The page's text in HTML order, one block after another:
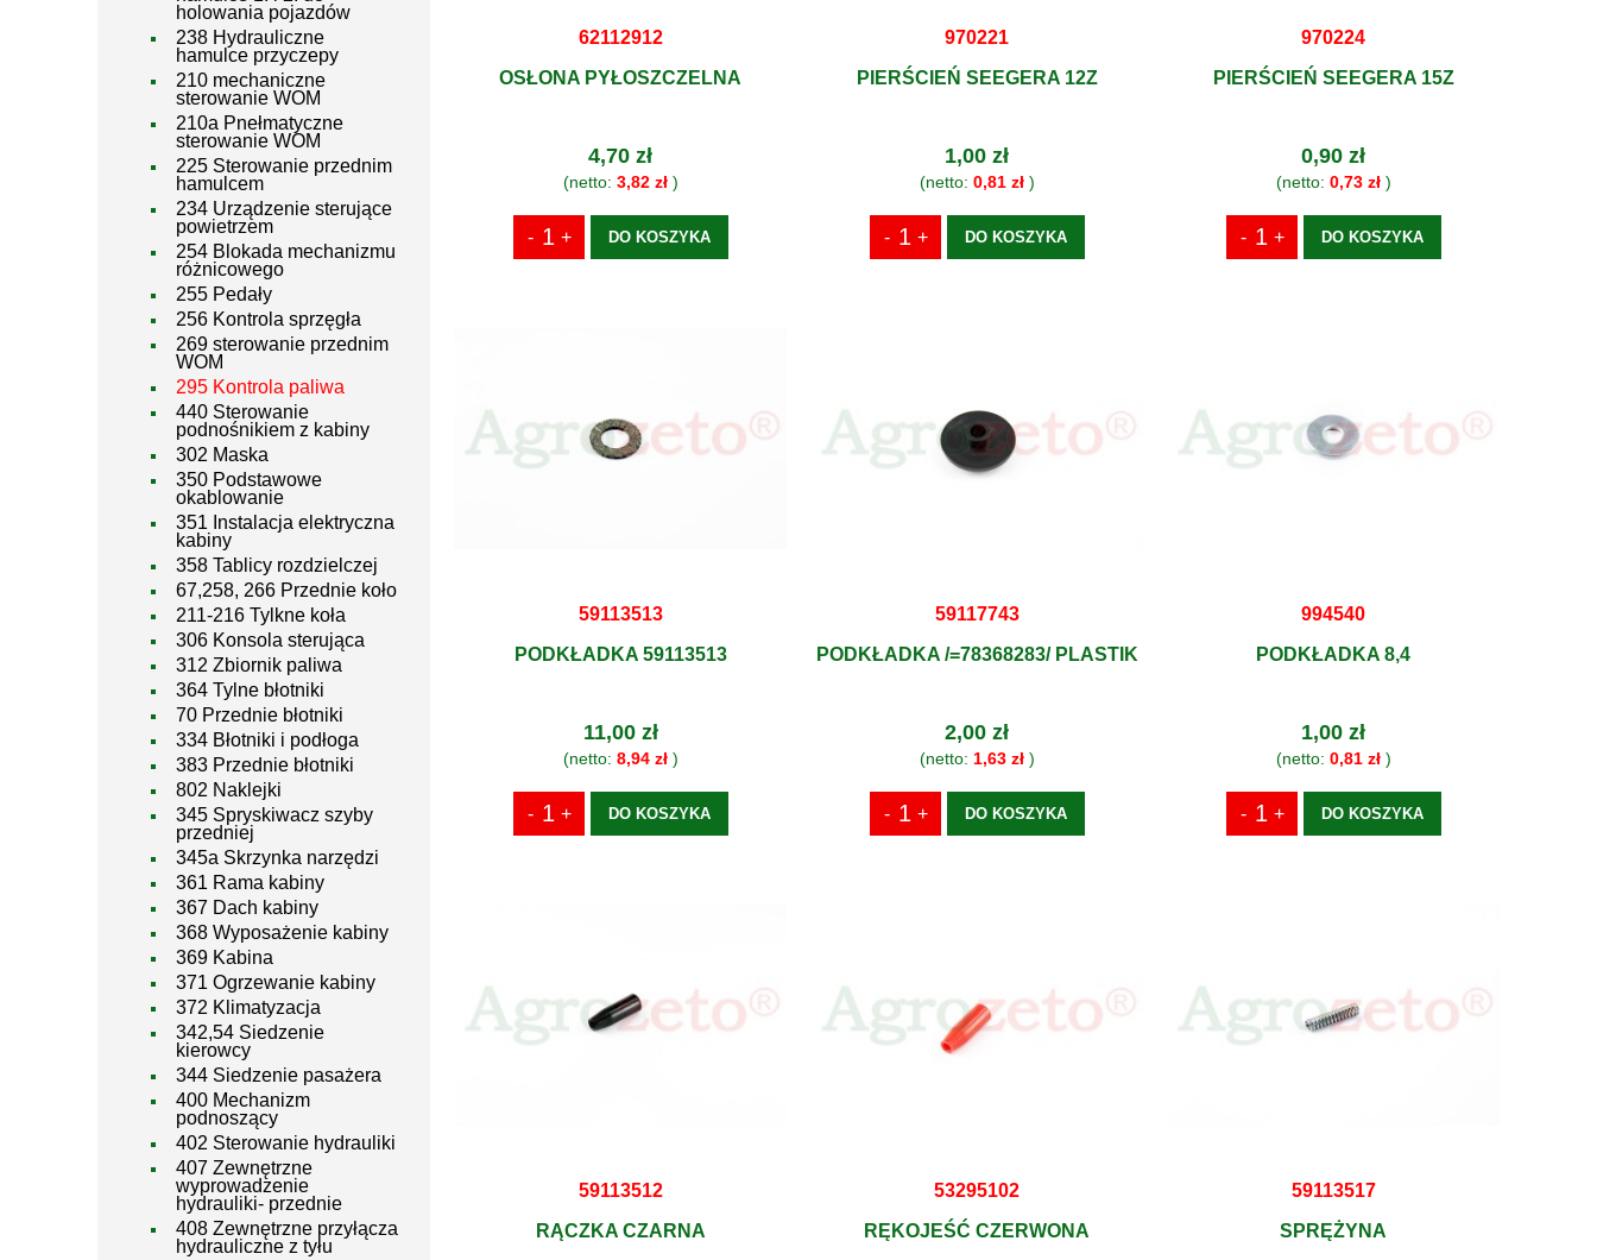
holowania pojazdów
238 Hydrauliczne
hamulce przyczepy
210 mechaniczne
sterowanie WOM
210a Pnełmatyczne
sterowanie WOM
225 Sterowanie przednim
hamulcem
234 Urządzenie sterujące
powietrzem
254 Blokada mechanizmu
różnicowego
255 Pedały
256 Kontrola sprzęgła
269 sterowanie przednim
WOM
295 Kontrola paliwa
440 Sterowanie
podnośnikiem z kabiny
302 Maska
350 Podstawowe
okablowanie
351 Instalacja elektryczna
kabiny
358 Tablicy rozdzielczej
67,258, 266 Przednie koło
211-216 Tylkne koła
306 Konsola sterująca
312 Zbiornik paliwa
364 Tylne błotniki
70 Przednie błotniki
334 Błotniki i podłoga
383 Przednie błotniki
802 Naklejki
345 Spryskiwacz szyby
przedniej
345a Skrzynka narzędzi
361 Rama kabiny
367 Dach kabiny
368 Wyposażenie kabiny
369 Kabina
371 Ogrzewanie kabiny
372 Klimatyzacja
342,54 Siedzenie
kierowcy
344 Siedzenie pasażera
400 Mechanizm
podnoszący
402 Sterowanie hydrauliki
407 Zewnętrzne
wyprowadzenie
hydrauliki- przednie
408 Zewnętrzne przyłącza
hydrauliczne z tyłu
62112912
OSŁONA PYŁOSZCZELNA
4,70 zł
(netto: 3,82 zł)
DO KOSZYKA
970221
PIERŚCIEŃ SEEGERA 12Z
1,00 zł
(netto: 0,81 zł)
DO KOSZYKA
970224
PIERŚCIEŃ SEEGERA 15Z
0,90 zł
(netto: 0,73 zł)
DO KOSZYKA
59113513
PODKŁADKA 59113513
11,00 zł
(netto: 8,94 zł)
DO KOSZYKA
59117743
PODKŁADKA /=78368283/ PLASTIK
2,00 zł
(netto: 1,63 zł)
DO KOSZYKA
994540
PODKŁADKA 8,4
1,00 zł
(netto: 0,81 zł)
DO KOSZYKA
59113512
RĄCZKA CZARNA
53295102
RĘKOJEŚĆ CZERWONA
59113517
SPRĘŻYNA